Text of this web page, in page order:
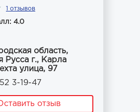
1 отзывов
4.0
область,
Русса г., Карла
улица, 97
3-19-47
отзыв